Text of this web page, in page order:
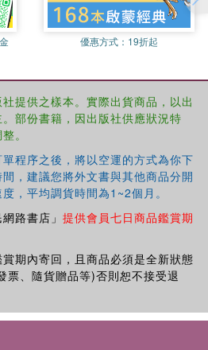
優惠方式： 19折起
提供之樣本。實際出貨商品，以出
部份書籍，因出版社供應狀況特
。
程序之後，將以空運的方式為你下
，建議您將外文書與其他商品分開
，平均調貨時間為1~2個月。
路書店」 提供會員七日商品鑑賞期
期內寄回，且商品必須是全新狀態
票、隨貨贈品等)否則恕不接受退